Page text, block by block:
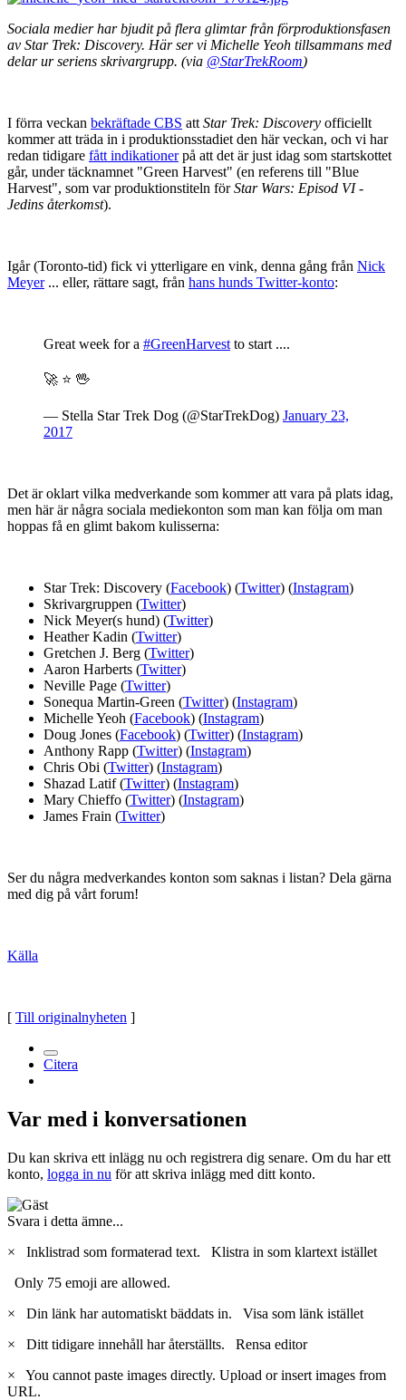
Sociala medier har bjudit på flera glimtar från förproduktionsfasen
av Star Trek: Discovery. Här ser vi Michelle Yeoh tillsammans med
delar ur seriens skrivargrupp. (via @StarTrekRoom)
I förra veckan bekräftade CBS att Star Trek: Discovery officiellt
kommer att träda in i produktionsstadiet den här veckan, och vi har
redan tidigare fått indikationerpå att det är just idag som startskottet
går, under täcknamnet "Green Harvest" (en referens till "Blue
Harvest", som var produktionstiteln förStar Wars: Episod VI -
Jedins återkomst).
Igår (Toronto-tid) fick vi ytterligare en vink, denna gång från Nick
Meyer... eller, rättare sagt, från hans hunds Twitter-konto:
Great week for a #GreenHarvest to start ....
🚀 ⭐️ 🖖
— Stella Star Trek Dog (@StarTrekDog) January 23,
2017
Det är oklart vilka medverkande som kommer att vara på plats idag,
men här är några sociala mediekonton som man kan följa om man
hoppas få en glimt bakom kulisserna:
Star Trek: Discovery (Facebook) (Twitter) (Instagram)
Skrivargruppen (Twitter)
Nick Meyer(s hund) (Twitter)
Heather Kadin (Twitter)
Gretchen J. Berg (Twitter)
Aaron Harberts (Twitter)
Neville Page (Twitter)
Sonequa Martin-Green (Twitter) (Instagram)
Michelle Yeoh (Facebook) (Instagram)
Doug Jones (Facebook) (Twitter) (Instagram)
Anthony Rapp (Twitter) (Instagram)
Chris Obi (Twitter) (Instagram)
Shazad Latif (Twitter) (Instagram)
Mary Chieffo (Twitter) (Instagram)
James Frain (Twitter)
Ser du några medverkandes konton som saknas i listan? Dela gärna
med dig på vårt forum!
Källa
[ Till originalnyheten ]
Citera
Var med i konversationen
Du kan skriva ett inlägg nu och registrera dig senare. Om du har ett
konto, logga in nu för att skriva inlägg med ditt konto.
Svara i detta ämne...
×
Inklistrad som formaterad text. Klistra in som klartext istället
Only 75 emoji are allowed.
×
Din länk har automatiskt bäddats in. Visa som länk istället
×
Ditt tidigare innehåll har återställts. Rensa editor
×
You cannot paste images directly. Upload or insert images from
URL.